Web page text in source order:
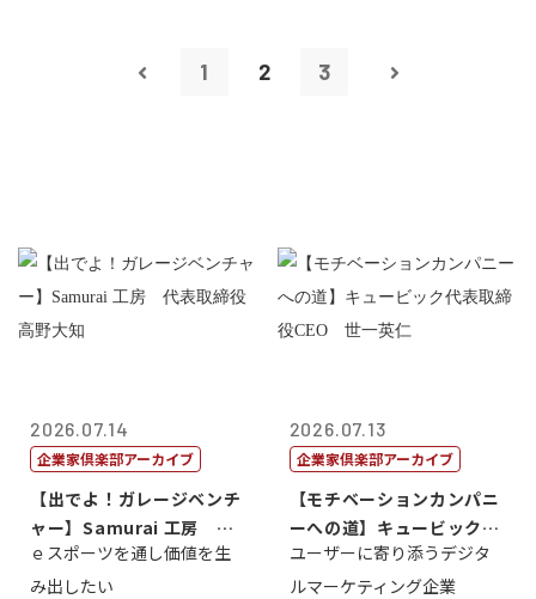
1 2 3
2026.07.14
企業家倶楽部アーカイブ
【出でよ！ガレージベンチ
ャー】Samurai 工房 代
表取締...
ｅスポーツを通し価値を生
み出したい
2026.07.13
企業家倶楽部アーカイブ
【モチベーションカンパニ
ーへの道】キュービック代
表取締役CE...
ユーザーに寄り添うデジタ
ルマーケティング企業